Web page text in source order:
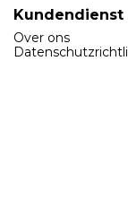
Kundendienst
Over ons